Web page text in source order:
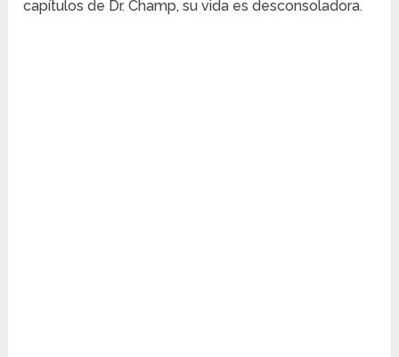
capítulos de Dr. Champ, su vida es desconsoladora.